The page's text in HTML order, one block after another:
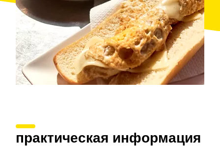
практическая информация